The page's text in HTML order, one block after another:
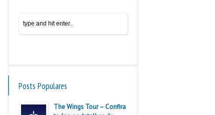
Posts Populares
The Wings Tour – Confira